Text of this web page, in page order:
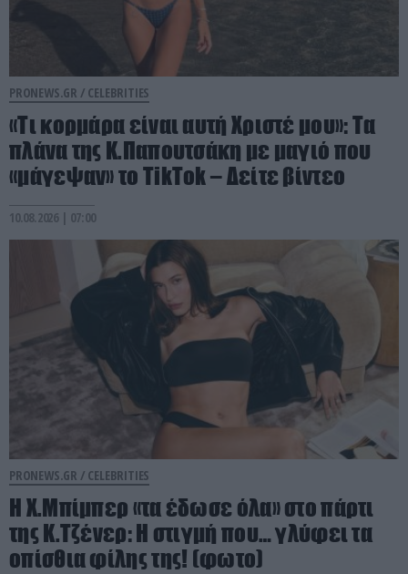
PRONEWS.GR / CELEBRITIES
«Τι κορμάρα είναι αυτή Χριστέ μου»: Τα
πλάνα της Κ.Παπουτσάκη με μαγιό που
«μάγεψαν» το TikTok – Δείτε βίντεο
10.08.2026 | 07:00
PRONEWS.GR / CELEBRITIES
Η Χ.Μπίμπερ «τα έδωσε όλα» στο πάρτι
της Κ.Τζένερ: Η στιγμή που… γλύφει τα
οπίσθια φίλης της! (φωτο)